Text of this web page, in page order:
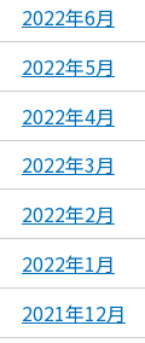
2022年6月
2022年5月
2022年4月
2022年3月
2022年2月
2022年1月
2021年12月